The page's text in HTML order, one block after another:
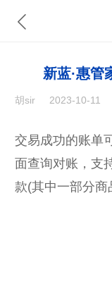
新蓝·惠管
胡sir 2023-10-11
交易成功的账单
面查询对账，支
款(其中一部分商